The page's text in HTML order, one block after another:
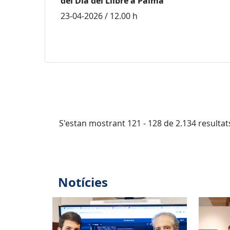
23-04-2026 / 12.00 h
S'estan mostrant 121 - 128 de 2.134
Notícies